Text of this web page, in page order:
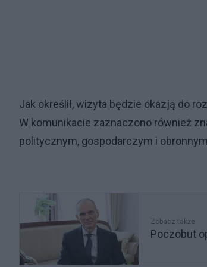
Jak określił, wizyta będzie okazją do
W komunikacie zaznaczono również
politycznym, gospodarczym i
Zobacz także
Poczobut